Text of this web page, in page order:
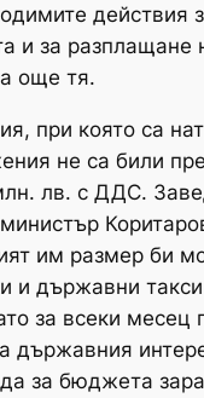
и за разплащане
още тя.
при която са
не са били
лв. с ДДС.
им размер би
и държавни
за всеки месец
държавния
за бюджета